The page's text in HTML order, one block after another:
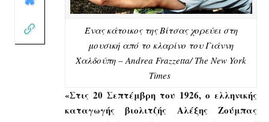
Ένας κάτοικος της Βίτσας χορεύει στη
μουσική από το κλαρίνο του Γιάννη
Χαλδούπη – Andrea Frazzetta/ The New York
Times
«Στις 20 Σεπτέμβρη του 1926, ο ελληνικής
καταγωγής βιολιτζής Αλέξης Ζούμπας